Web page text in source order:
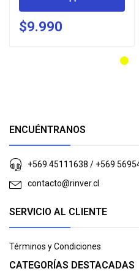
$9.990
ENCUÉNTRANOS
+569 45111638 / +569
contacto@rinver.cl
SERVICIO AL CLIENTE
Términos y Condiciones
CATEGORÍAS DESTACADAS